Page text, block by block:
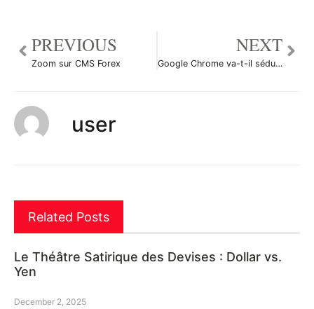
PREVIOUS
Zoom sur CMS Forex
NEXT
Google Chrome va-t-il séduire les traders Forex?
user
Related Posts
Le Théâtre Satirique des Devises : Dollar vs.
Yen
December 2, 2025